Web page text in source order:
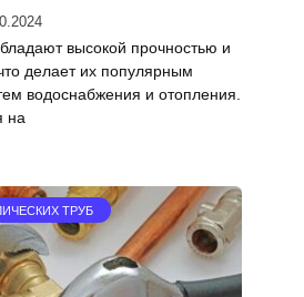
высокой прочностью и
делает их популярным
водоснабжения и отопления.
на
ТРУБ